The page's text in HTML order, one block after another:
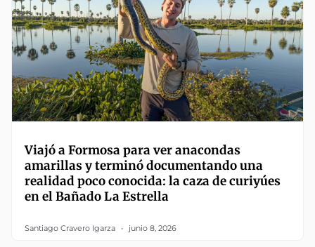
Viajó a Formosa para ver anacondas
amarillas y terminó documentando una
realidad poco conocida: la caza de curiyúes
en el Bañado La Estrella
Santiago Cravero Igarza junio 8, 2026